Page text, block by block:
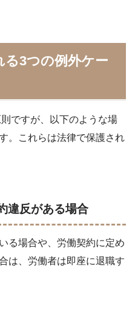
る3つの例外ケー
ですが、以下のような場
。これらは法律で保護され
違反がある場合
る場合や、労働契約に定め
は、労働者は即座に退職す